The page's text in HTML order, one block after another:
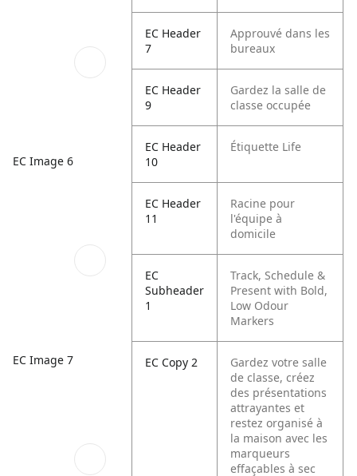
EC Image 6
EC Image 7
EC Header
7
Approuvé dans les
bureaux
EC Header
9
Gardez la salle de
classe occupée
EC Header
10
Étiquette Life
EC Header
11
Racine pour
l'équipe à
domicile
EC
Subheader
1
Track, Schedule &
Present with Bold,
Low Odour
Markers
EC Copy 2
Gardez votre salle
de classe, créez
des présentations
attrayantes et
restez organisé à
la maison avec les
marqueurs
effaçables à sec